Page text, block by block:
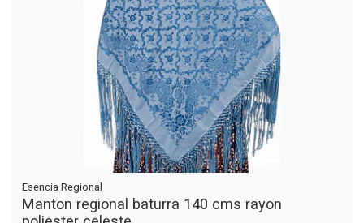
Esencia Regional
Manton regional baturra 140 cms rayon